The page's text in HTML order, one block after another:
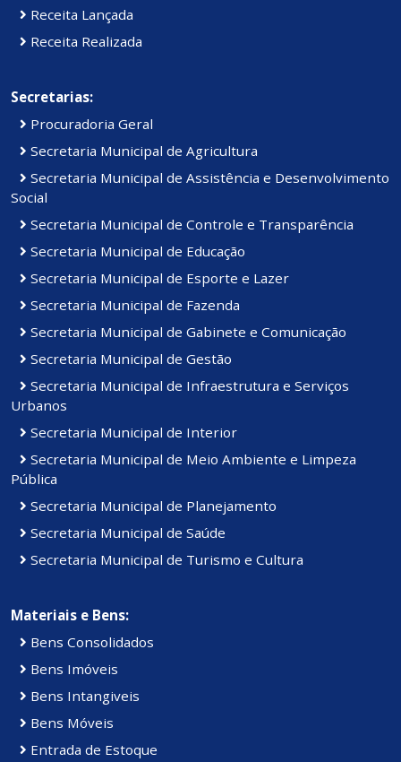
Receita Lançada
Receita Realizada
Secretarias:
Procuradoria Geral
Secretaria Municipal de Agricultura
Secretaria Municipal de Assistência e Desenvolvimento
Social
Secretaria Municipal de Controle e Transparência
Secretaria Municipal de Educação
Secretaria Municipal de Esporte e Lazer
Secretaria Municipal de Fazenda
Secretaria Municipal de Gabinete e Comunicação
Secretaria Municipal de Gestão
Secretaria Municipal de Infraestrutura e Serviços
Urbanos
Secretaria Municipal de Interior
Secretaria Municipal de Meio Ambiente e Limpeza
Pública
Secretaria Municipal de Planejamento
Secretaria Municipal de Saúde
Secretaria Municipal de Turismo e Cultura
Materiais e Bens:
Bens Consolidados
Bens Imóveis
Bens Intangiveis
Bens Móveis
Entrada de Estoque